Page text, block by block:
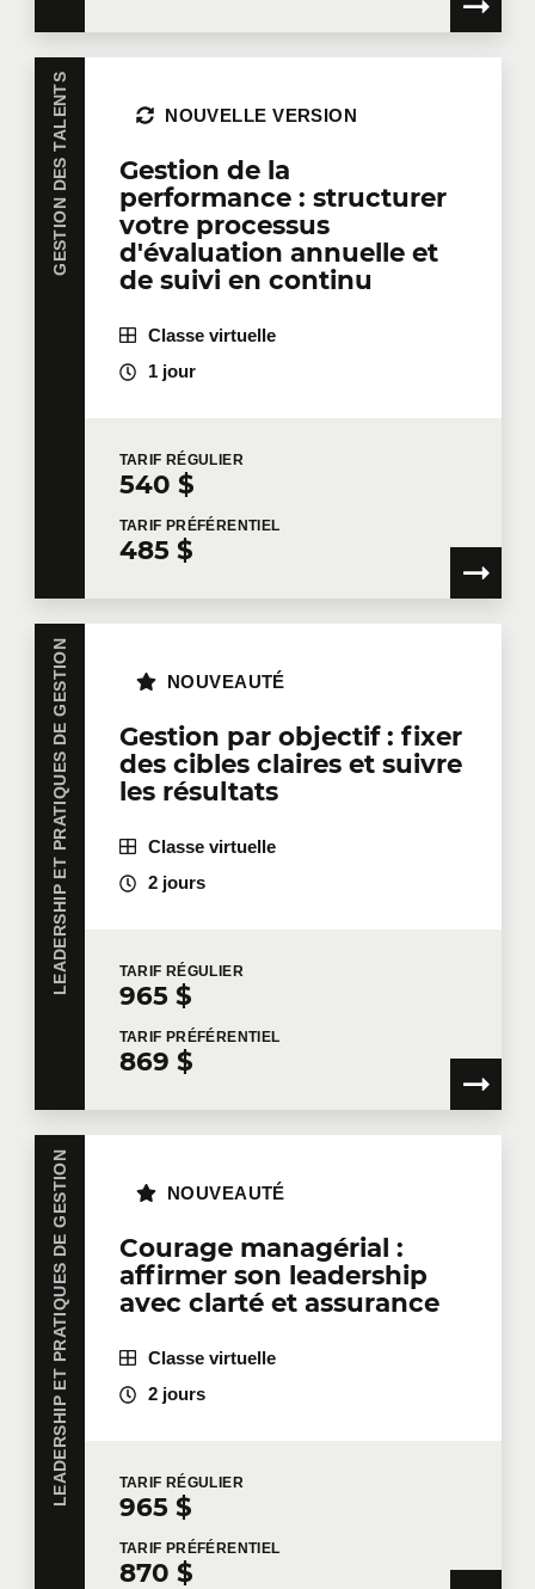
GESTION DES TALENTS
Gestion de la
performance : structurer
votre processus
d'évaluation annuelle et
de suivi en continu
NOUVELLE VERSION
Classe virtuelle
1 jour
TARIF RÉGULIER
540 $
TARIF PRÉFÉRENTIEL
485 $
LEADERSHIP ET PRATIQUES DE GESTION
Gestion par objectif : fixer
des cibles claires et suivre
les résultats
NOUVEAUTÉ
Classe virtuelle
2 jours
TARIF RÉGULIER
965 $
TARIF PRÉFÉRENTIEL
869 $
LEADERSHIP ET PRATIQUES DE GESTION
Courage managérial :
affirmer son leadership
avec clarté et assurance
NOUVEAUTÉ
Classe virtuelle
2 jours
TARIF RÉGULIER
965 $
TARIF PRÉFÉRENTIEL
870 $